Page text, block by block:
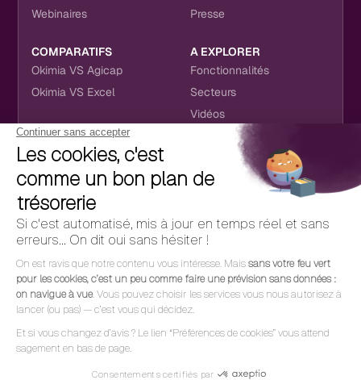
Webinaires
Presse
COMPARATIFS
Okimia VS Agicap
Okimia VS Excel
A EXPLORER
Fonctionnalités
Secteurs
Vidéos
NOUS RETROUVER
CONTACT
hello@okimia.com
01 76 50 33 88
RÉSEAUX SOCIAUX
Youtube
Instagram
CGURGPD CookiesMentions légales
© 2026 Okimia | Design & Dev parAlastaet